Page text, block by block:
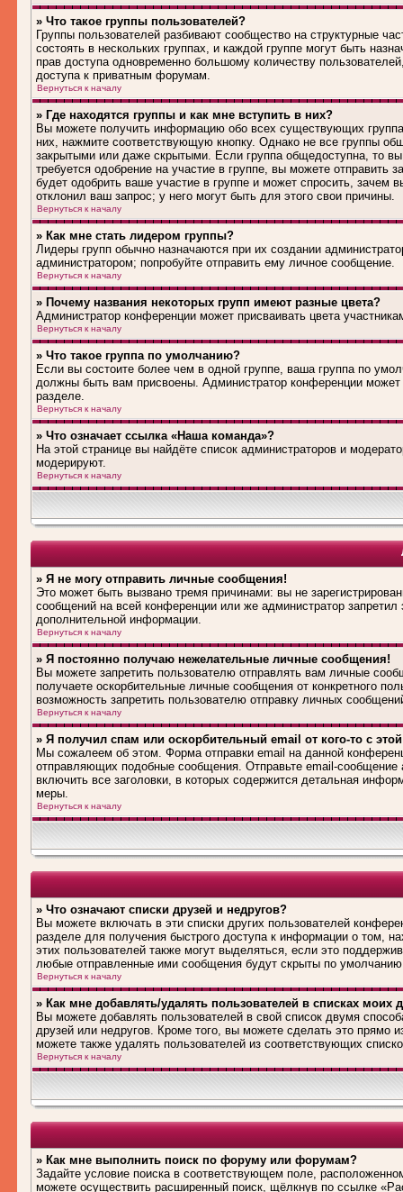
» Что такое группы пользователей?
Группы пользователей разбивают сообщество на структурные
состоять в нескольких группах, и каждой группе могут быть
прав доступа одновременно большому количеству
доступа к приватным форумам.
Вернуться к началу
» Где находятся группы и как мне вступить в них?
Вы можете получить информацию обо всех существующих
них, нажмите соответствующую кнопку. Однако не все группы
закрытыми или даже скрытыми. Если группа общедоступна, то
требуется одобрение на участие в группе, вы можете
будет одобрить ваше участие в группе и может спросить, зачем
отклонил ваш запрос; у него могут быть для этого свои причины.
Вернуться к началу
» Как мне стать лидером группы?
Лидеры групп обычно назначаются при их создании
администратором; попробуйте отправить ему личное сообщение.
Вернуться к началу
» Почему названия некоторых групп имеют разные цвета?
Администратор конференции может присваивать цвета
Вернуться к началу
» Что такое группа по умолчанию?
Если вы состоите более чем в одной группе, ваша группа по
должны быть вам присвоены. Администратор конференции
разделе.
Вернуться к началу
» Что означает ссылка «Наша команда»?
На этой странице вы найдёте список администраторов и
модерируют.
Вернуться к началу
» Я не могу отправить личные сообщения!
Это может быть вызвано тремя причинами: вы не
сообщений на всей конференции или же администратор
дополнительной информации.
Вернуться к началу
» Я постоянно получаю нежелательные личные сообщения!
Вы можете запретить пользователю отправлять вам личные
получаете оскорбительные личные сообщения от конкретного
возможность запретить пользователю отправку личных
Вернуться к началу
» Я получил спам или оскорбительный email от кого-то с
Мы сожалеем об этом. Форма отправки email на данной
отправляющих подобные сообщения. Отправьте email-
включить все заголовки, в которых содержится детальная
меры.
Вернуться к началу
» Что означают списки друзей и недругов?
Вы можете включать в эти списки других пользователей
разделе для получения быстрого доступа к информации о том,
этих пользователей также могут выделяться, если это
любые отправленные ими сообщения будут скрыты по
Вернуться к началу
» Как мне добавлять/удалять пользователей в списках моих
Вы можете добавлять пользователей в свой список двумя
друзей или недругов. Кроме того, вы можете сделать это прямо
можете также удалять пользователей из соответствующих
Вернуться к началу
» Как мне выполнить поиск по форуму или форумам?
Задайте условие поиска в соответствующем поле,
можете осуществить расширенный поиск, щёлкнув по ссылке